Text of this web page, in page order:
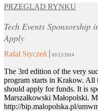
PRZEGLĄD RYNKU
Tech Events
Apply
Rafał Styczeń 03/12/2014
The 3rd edition of the very
program starts in Krakow. All
should apply for funds. It is
Marszałkowski Małopolski.
http://bip.malopolska.pl/